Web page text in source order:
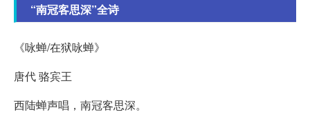
“南冠客思深”全诗
《咏蝉/在狱咏蝉》
唐代 骆宾王
西陆蝉声唱，南冠客思深。